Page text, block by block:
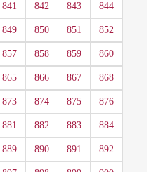
841 842 843 844
849 850 851 852
857 858 859 860
865 866 867 868
873 874 875 876
881 882 883 884
889 890 891 892